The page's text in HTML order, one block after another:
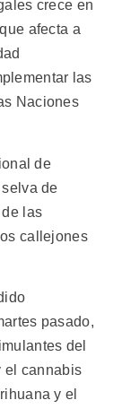
crece en
afecta a
las
Naciones
de
de
las
callejones
pasado,
del
el cannabis
y el